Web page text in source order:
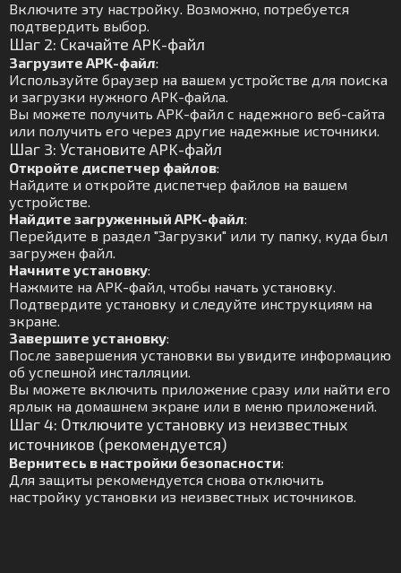
Включите эту настройку. Возможно, потребуется
подтвердить выбор.
Шаг 2: Скачайте APK-файл
Загрузите APK-файл:
Используйте браузер на вашем устройстве для поиска
и загрузки нужного APK-файла.
Вы можете получить APK-файл с надежного веб-сайта
или получить его через другие надежные источники.
Шаг 3: Установите APK-файл
Откройте диспетчер файлов:
Найдите и откройте диспетчер файлов на вашем
устройстве.
Найдите загруженный APK-файл:
Перейдите в раздел "Загрузки" или ту папку, куда был
загружен файл.
Начните установку:
Нажмите на APK-файл, чтобы начать установку.
Подтвердите установку и следуйте инструкциям на
экране.
Завершите установку:
После завершения установки вы увидите информацию
об успешной инсталляции.
Вы можете включить приложение сразу или найти его
ярлык на домашнем экране или в меню приложений.
Шаг 4: Отключите установку из неизвестных
источников (рекомендуется)
Вернитесь в настройки безопасности:
Для защиты рекомендуется снова отключить
настройку установки из неизвестных источников.